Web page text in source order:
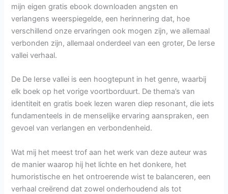
mijn eigen gratis ebook downloaden angsten en
verlangens weerspiegelde, een herinnering dat, hoe
verschillend onze ervaringen ook mogen zijn, we allemaal
verbonden zijn, allemaal onderdeel van een groter, De Ierse
vallei verhaal.
De De Ierse vallei is een hoogtepunt in het genre, waarbij
elk boek op het vorige voortborduurt. De thema’s van
identiteit en gratis boek lezen waren diep resonant, die iets
fundamenteels in de menselijke ervaring aanspraken, een
gevoel van verlangen en verbondenheid.
Wat mij het meest trof aan het werk van deze auteur was
de manier waarop hij het lichte en het donkere, het
humoristische en het ontroerende wist te balanceren, een
verhaal creërend dat zowel onderhoudend als tot